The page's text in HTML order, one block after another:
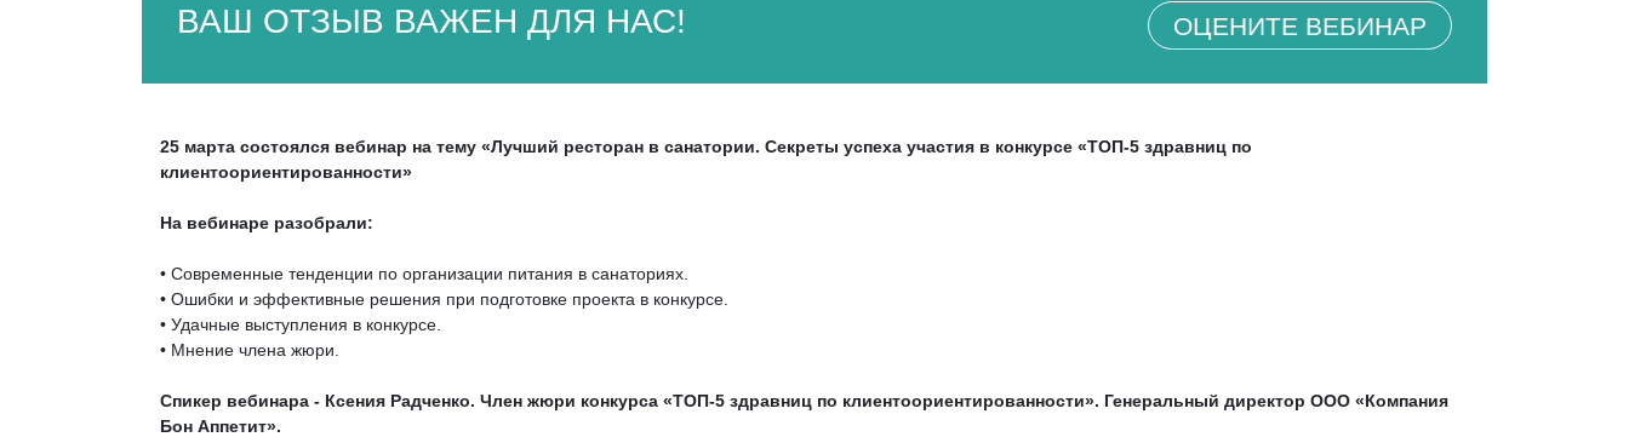
ВАШ ОТЗЫВ ВАЖЕН ДЛЯ НАС! ОЦЕНИТЕ ВЕБИНАР
25 марта cостоялся вебинар на тему «Лучший ресторан в санатории. Секреты успеха участия в конкурсе «ТОП-5 здравниц по
клиентоориентированности»
На вебинаре разобрали:
• Современные тенденции по организации питания в санаториях.
• Ошибки и эффективные решения при подготовке проекта в конкурсе.
• Удачные выступления в конкурсе.
• Мнение члена жюри.
Спикер вебинара - Кcения Радченко. Член жюри конкурса «ТОП-5 здравниц по клиентоориентированности». Генеральный директор ООО «Компания
Бон Аппетит».